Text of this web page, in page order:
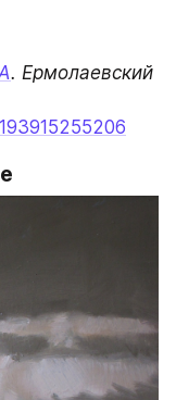
. Ермолаевский